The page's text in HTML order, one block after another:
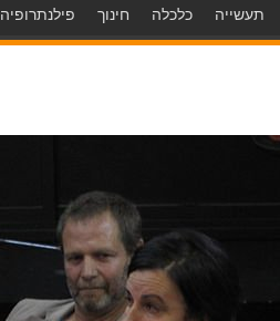
תעשייה כלכלה חינוך פילנתרופיה